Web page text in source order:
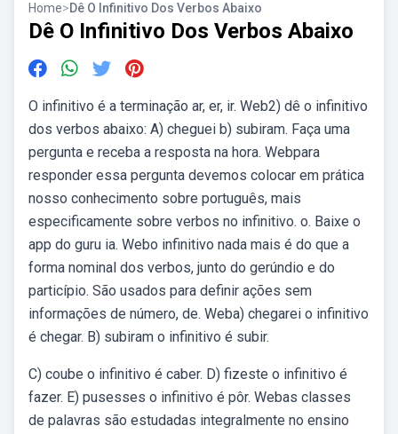
Home>Dê O Infinitivo Dos Verbos Abaixo
Dê O Infinitivo Dos Verbos Abaixo
O infinitivo é a terminação ar, er, ir. Web2) dê o infinitivo
dos verbos abaixo: A) cheguei b) subiram. Faça uma
pergunta e receba a resposta na hora. Webpara
responder essa pergunta devemos colocar em prática
nosso conhecimento sobre português, mais
especificamente sobre verbos no infinitivo. o. Baixe o
app do guru ia. Webo infinitivo nada mais é do que a
forma nominal dos verbos, junto do gerúndio e do
particípio. São usados para definir ações sem
informações de número, de. Weba) chegarei o infinitivo
é chegar. B) subiram o infinitivo é subir.
C) coube o infinitivo é caber. D) fizeste o infinitivo é
fazer. E) pusesses o infinitivo é pôr. Webas classes
de palavras são estudadas integralmente no ensino